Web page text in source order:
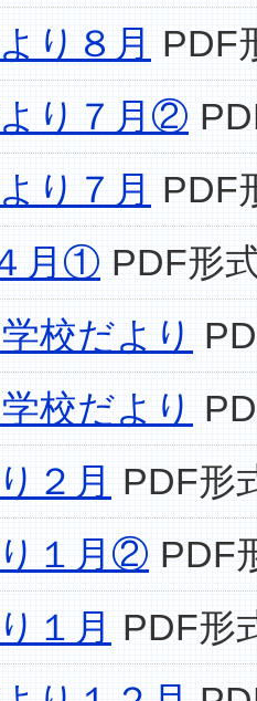
り８月 PDF
り７月②
り７月 PDF
月① PDF形
校だより
校だより
２月 PDF形
１月② PDF
１月 PDF形